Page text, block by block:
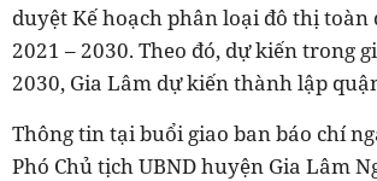
duyệt Kế hoạch phân loại đô thị toàn
2021 – 2030. Theo đó, dự kiến trong
2030, Gia Lâm dự kiến thành lập
Thông tin tại buổi giao ban báo chí
Phó Chủ tịch UBND huyện Gia Lâm